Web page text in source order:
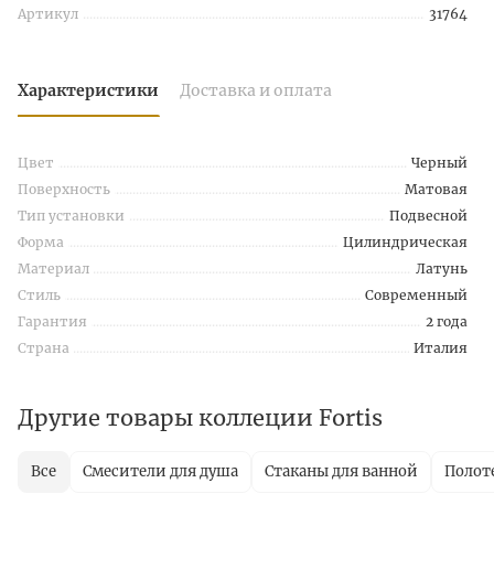
Артикул 31764
Характеристики Доставка и оплата
Цвет
Черный
Поверхность
Матовая
Тип установки
Подвесной
Форма
Цилиндрическая
Материал
Латунь
Стиль
Современный
Гарантия
2 года
Страна
Италия
Другие товары коллеции Fortis
Все Смесители для душа Стаканы для ванной